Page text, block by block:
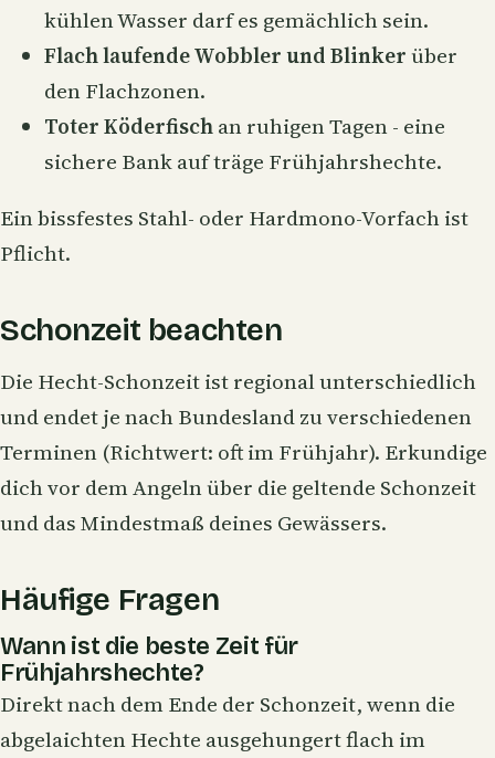
kühlen Wasser darf es gemächlich sein.
Flach laufende Wobbler undBlinkerüber
den Flachzonen.
Toter Köderfischan ruhigen Tagen - eine
sichere Bank auf träge Frühjahrshechte.
Ein bissfestes Stahl- oder Hardmono-Vorfach ist
Pflicht.
Schonzeit beachten
Die Hecht-Schonzeit ist regional unterschiedlich
und endet je nach Bundesland zu verschiedenen
Terminen (Richtwert: oft im Frühjahr). Erkundige
dich vor dem Angeln über die geltende Schonzeit
und das Mindestmaß deines Gewässers.
Häufige Fragen
Wann ist die beste Zeit für
Frühjahrshechte?
Direkt nach dem Ende der Schonzeit, wenn die
abgelaichten Hechte ausgehungert flach im